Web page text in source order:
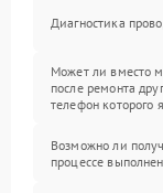
Диагностика
Может ли вместо
после ремонта
телефон которого
Возможно ли
процессе